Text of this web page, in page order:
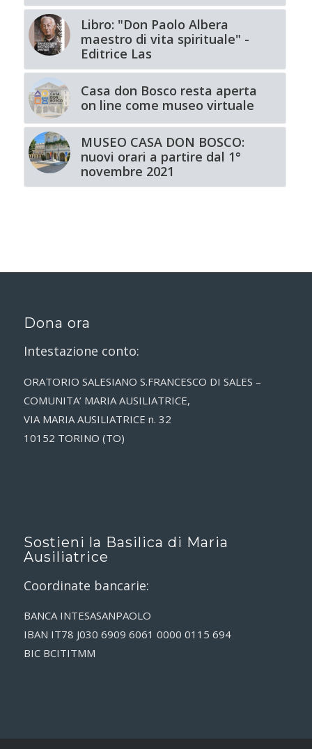
Libro: "Don Paolo Albera
maestro di vita spirituale" -
Editrice Las
Casa don Bosco resta aperta
on line come museo virtuale
MUSEO CASA DON BOSCO:
nuovi orari a partire dal 1°
novembre 2021
Dona ora
Intestazione conto:
ORATORIO SALESIANO S.FRANCESCO DI SALES –
COMUNITA’ MARIA AUSILIATRICE,
VIA MARIA AUSILIATRICE n. 32
10152 TORINO (TO)
Sostieni la Basilica di Maria
Ausiliatrice
Coordinate bancarie:
BANCA INTESASANPAOLO
IBAN IT78 J030 6909 6061 0000 0115 694
BIC BCITITMM